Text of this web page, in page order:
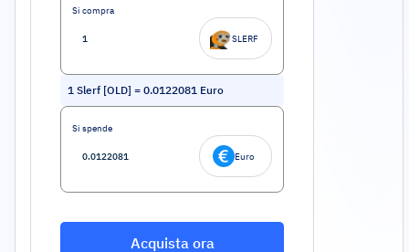
Si compra
SLERF
1 Slerf [OLD] = 0.0122081 Euro
Si spende
Euro
Acquista ora